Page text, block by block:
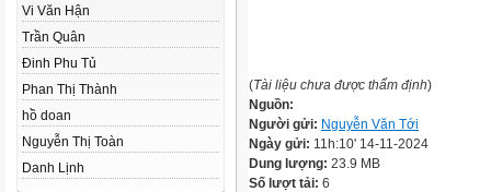
Vi Văn Hận
Trần Quân
Đinh Phu Tủ
Phan Thị Thành
hồ doan
Nguyễn Thị Toàn
Danh Lịnh
(Tài liệu chưa được thẩm định)
Nguồn:
Người gửi: Nguyễn Văn Tới
Ngày gửi: 11h:10' 14-11-2024
Dung lượng: 23.9 MB
Số lượt tải: 6